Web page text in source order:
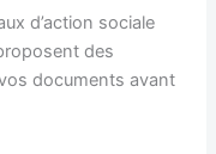
d’action sociale
des
documents avant